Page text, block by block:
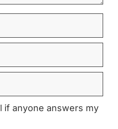
if anyone answers my